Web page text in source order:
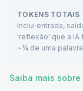
TOKENS TOTAIS
Inclui entrada,
'reflexão' que a IA
~¾ de uma
Saiba mais